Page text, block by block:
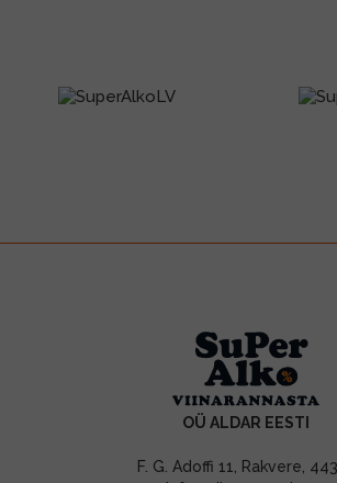
OÜ ALDAR EESTI
F. G. Adoffi 11, Rakvere,